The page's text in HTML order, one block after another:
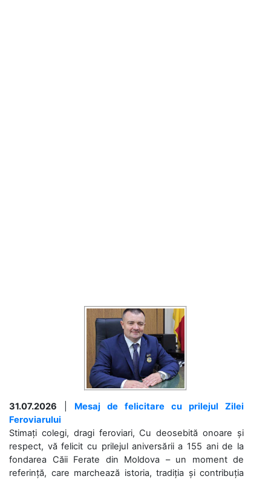
31.07.2026
Mesaj de felicitare cu prilejul Zilei
Feroviarului
Stimați colegi, dragi feroviari, Cu deosebită onoare și
respect, vă felicit cu prilejul aniversării a 155 ani de la
fondarea Căii Ferate din Moldova – un moment de
referință, care marchează istoria, tradiția și contribuția